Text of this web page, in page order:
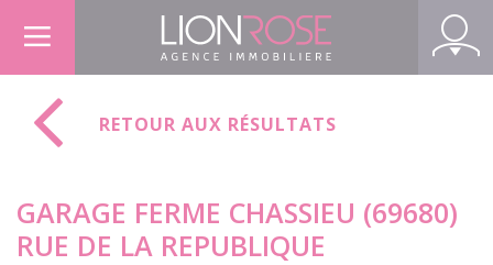
RETOUR AUX RÉSULTATS
GARAGE FERME CHASSIEU (69680)
RUE DE LA REPUBLIQUE
Panneau de gestion des cookies